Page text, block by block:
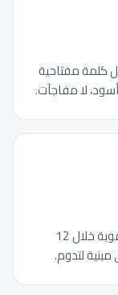
كلمة مفتاحية
لا مفاجآت.
لا PBN، لا مزارع روابط، لا اختصارات تجلب لك عقوبة خلال 12
لتدوم.